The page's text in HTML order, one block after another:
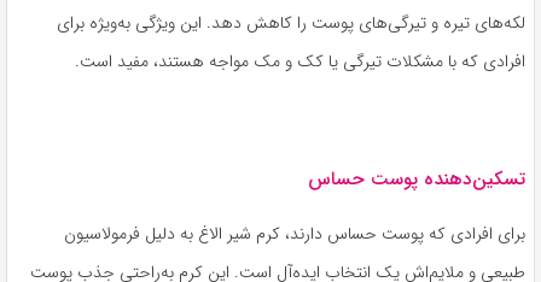
لکه‌های تیره و تیرگی‌های پوست را کاهش دهد. این ویژگی به‌ویژه برای
افرادی که با مشکلات تیرگی یا کک و مک مواجه هستند، مفید است.
تسکین‌دهنده پوست حساس
برای افرادی که پوست حساس دارند، کرم شیر الاغ به دلیل فرمولاسیون
طبیعی و ملایم‌اش یک انتخاب ایده‌آل است. این کرم به‌راحتی جذب پوست